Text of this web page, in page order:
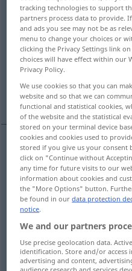
Overview of all
(For more details, click/tap on
gewaltsam befreien
gewaltsam zurück-,
examples
(from)
retten(aus),befreien(von),
to rescue fromoblivion
dem Vergessenentreißen
tracking technologies to support
partners process data to provide.
and ads you see may not be as
menu to change your choices or
clicking the Privacy Settings link
choices will have effect within our
Privacy Policy.
We use cookies so that you can
website and so that we can
functional and statistical cookies,
of the website and the statistical
stored on your terminal device
cookies and cookies used to
stored if you give us your
click on "Continue without
any time for future visits to our
information about cookies and
the "More Options" button.
be found in ourdata protection
notice.
We and our partners
Use precise geolocation data.
identification. Store and/or access
advertising and content,